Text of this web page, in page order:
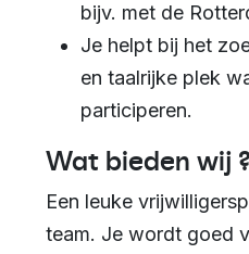
bijv. met de
Je helpt bij het
en taalrijke plek
participeren.
Wat bieden wij ?
Een leuke
team. Je wordt goed